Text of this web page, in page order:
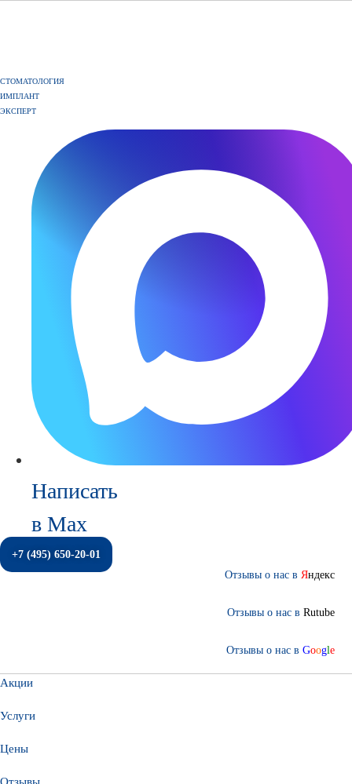
СТОМАТОЛОГИЯ
ИМПЛАНТ
ЭКСПЕРТ
Написать
в Max
+7 (495) 650-20-01
Отзывы о нас в Яндекс
Отзывы о нас в Rutube
Отзывы о нас в Google
Акции
Услуги
Цены
Отзывы